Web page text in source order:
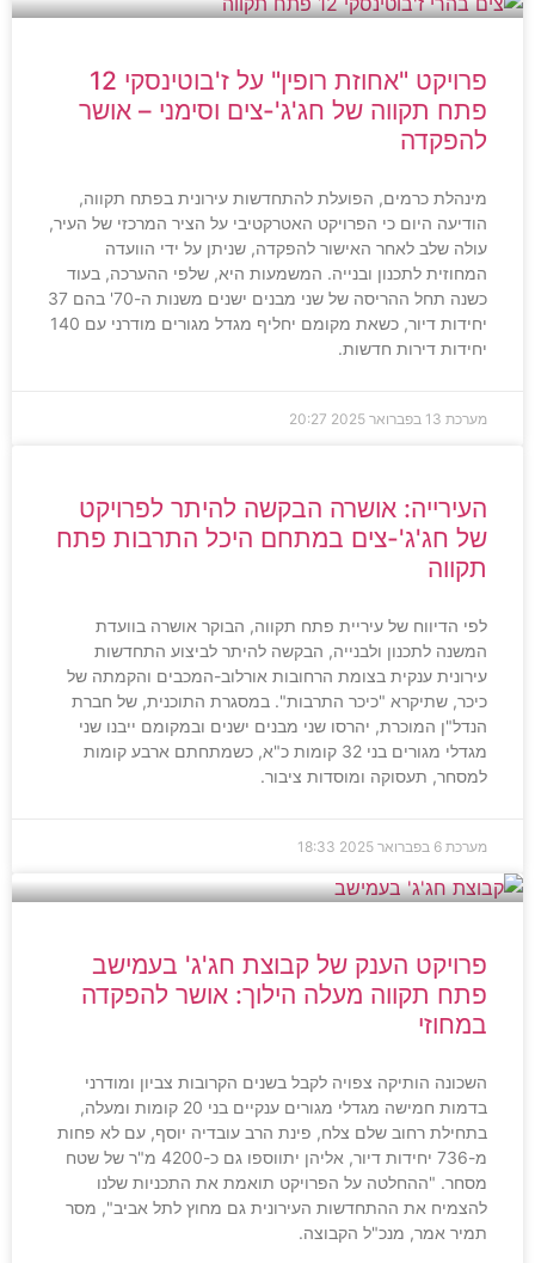
פרויקט "אחוזת רופין" על ז'בוטינסקי 12
פתח תקווה של חג'ג'-צים וסימני – אושר
להפקדה
מינהלת כרמים, הפועלת להתחדשות עירונית בפתח תקווה,
הודיעה היום כי הפרויקט האטרקטיבי על הציר המרכזי של העיר,
עולה שלב לאחר האישור להפקדה, שניתן על ידי הוועדה
המחוזית לתכנון ובנייה. המשמעות היא, שלפי ההערכה, בעוד
כשנה תחל ההריסה של שני מבנים ישנים משנות ה-70' בהם 37
יחידות דיור, כשאת מקומם יחליף מגדל מגורים מודרני עם 140
יחידות דירות חדשות.
מערכת 13 בפברואר 2025 20:27
העירייה: אושרה הבקשה להיתר לפרויקט
של חג'ג'-צים במתחם היכל התרבות פתח
תקווה
לפי הדיווח של עיריית פתח תקווה, הבוקר אושרה בוועדת
המשנה לתכנון ולבנייה, הבקשה להיתר לביצוע התחדשות
עירונית ענקית בצומת הרחובות אורלוב-המכבים והקמתה של
כיכר, שתיקרא "כיכר התרבות". במסגרת התוכנית, של חברת
הנדל"ן המוכרת, יהרסו שני מבנים ישנים ובמקומם ייבנו שני
מגדלי מגורים בני 32 קומות כ"א, כשמתחתם ארבע קומות
למסחר, תעסוקה ומוסדות ציבור.
מערכת 6 בפברואר 2025 18:33
פרויקט הענק של קבוצת חג'ג' בעמישב
פתח תקווה מעלה הילוך: אושר להפקדה
במחוזי
השכונה הותיקה צפויה לקבל בשנים הקרובות צביון ומודרני
בדמות חמישה מגדלי מגורים ענקיים בני 20 קומות ומעלה,
בתחילת רחוב שלם צלח, פינת הרב עובדיה יוסף, עם לא פחות
מ-736 יחידות דיור, אליהן יתווספו גם כ-4200 מ"ר של שטח
מסחר. "ההחלטה על הפרויקט תואמת את התכניות שלנו
להצמיח את ההתחדשות העירונית גם מחוץ לתל אביב", מסר
תמיר אמר, מנכ"ל הקבוצה.